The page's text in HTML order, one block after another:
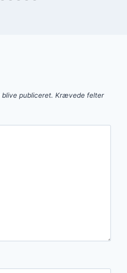
publiceret. Krævede felter